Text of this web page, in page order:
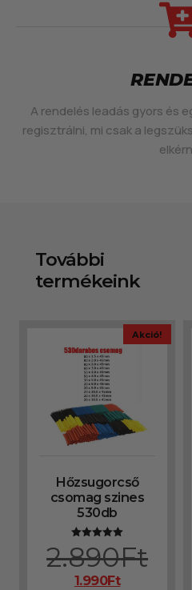
A rendelés leadás gyors és
regisztrálni, mi csak a
További
termékeink
Akció!
Hőzsugorcső
csomag szines
530db
Értékelés:
5.00
/ 5
2.890Ft
1.990Ft